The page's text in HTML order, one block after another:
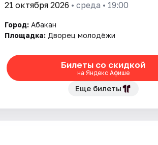
21 октября 2026 • среда • 19:00
Город: Абакан
Площадка: Дворец молодёжи
Билеты со скидкой
на Яндекс Афише
Еще билеты